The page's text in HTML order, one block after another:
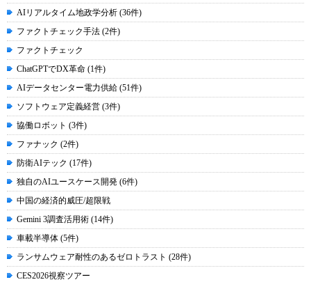
AIリアルタイム地政学分析 (36件)
ファクトチェック手法 (2件)
ファクトチェック
ChatGPTでDX革命 (1件)
AIデータセンター電力供給 (51件)
ソフトウェア定義経営 (3件)
協働ロボット (3件)
ファナック (2件)
防衛AIテック (17件)
独自のAIユースケース開発 (6件)
中国の経済的威圧/超限戦
Gemini 3調査活用術 (14件)
車載半導体 (5件)
ランサムウェア耐性のあるゼロトラスト (28件)
CES2026視察ツアー